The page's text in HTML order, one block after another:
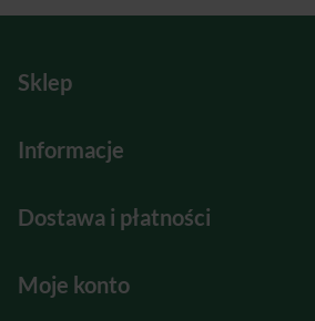
Sklep
Informacje
Dostawa i płatności
Moje konto